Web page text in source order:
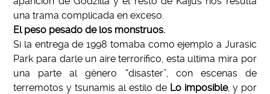
una trama complicada en exceso.
El peso pesado de los monstruos.
Si la entrega de 1998 tomaba como ejemplo a Jurasic
Park para darle un aire terrorífico, esta ultima mira por
una parte al género “disaster”, con escenas de
terremotos y tsunamis al estilo de Lo imposible, y por